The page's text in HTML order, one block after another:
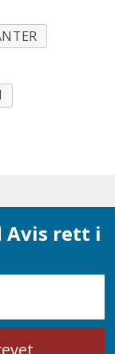
Avis rett i